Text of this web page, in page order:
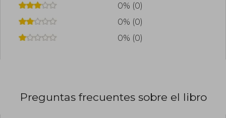
0% (0)
0% (0)
0% (0)
Preguntas frecuentes sobre el libro